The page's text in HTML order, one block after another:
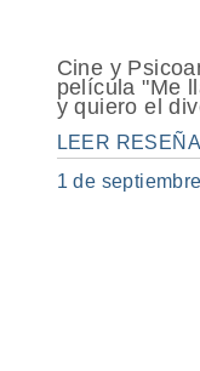
Cine y
película "Me
y quiero el
LEER
1 de